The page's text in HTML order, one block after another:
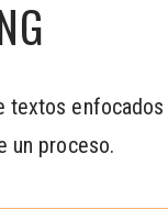
textos
un proceso.